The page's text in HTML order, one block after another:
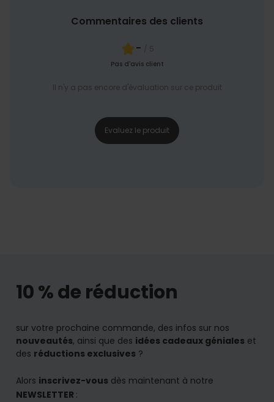
Commentaires des clients
- / 5
Pas d'avis client
Il n'y a pas encore d'évaluation sur ce produit
Evaluez le produit
10 % de réduction
sur votre prochaine commande, des infos sur nos
nouveautés, ainsi que des idées cadeaux géniales et
des réductions exclusives ?
Alors inscrivez-vous dès maintenant à notre
NEWSLETTER :